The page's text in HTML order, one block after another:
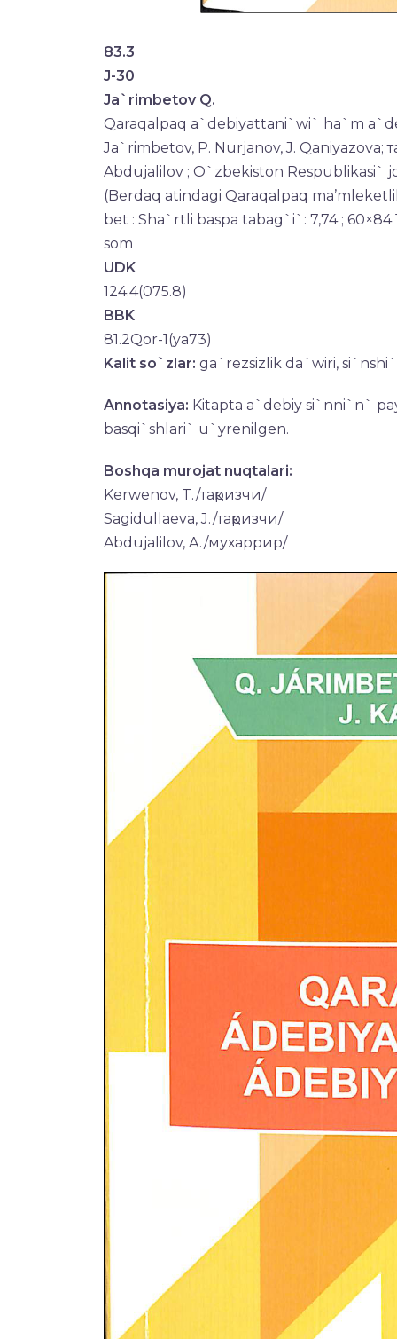
83.3
J-30
Ja`rimbetov Q.
Qaraqalpaq a`debiyattani`wi` ha`m
Ja`rimbetov, P. Nurjanov, J. Qaniyazova;
Abdujalilov ; O`zbekiston Respublikasi`
(Berdaq atindagi Qaraqalpaq
bet : Sha`rtli baspa tabag`i`: 7,74 ; 60×84
som
UDK
124.4(075.8)
BBK
81.2Qor-1(ya73)
Kalit so`zlar: ga`rezsizlik da`wiri,
Annotasiya: Kitapta a`debiy si`nni`n`
basqi`shlari` u`yrenilgen.
Boshqa murojat nuqtalari:
Kerwenov, T./тақризчи/
Sagidullaeva, J./тақризчи/
Abdujalilov, A./мухаррир/